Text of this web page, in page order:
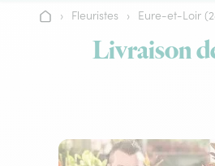
Accueil
› Fleuristes › Eure-et-Loir
Livraison